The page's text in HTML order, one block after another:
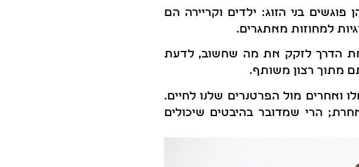
בני הזוג: ילדים וקריירה הם
למחוזות מאתגרים.
את הדרך לזקק את מה שחשוב, לדעת
מתוך רצון משותף.
ואחרים מול הפרטנרים שלנו לחיים.
הרי שמדובר בהיבטים שיכולים